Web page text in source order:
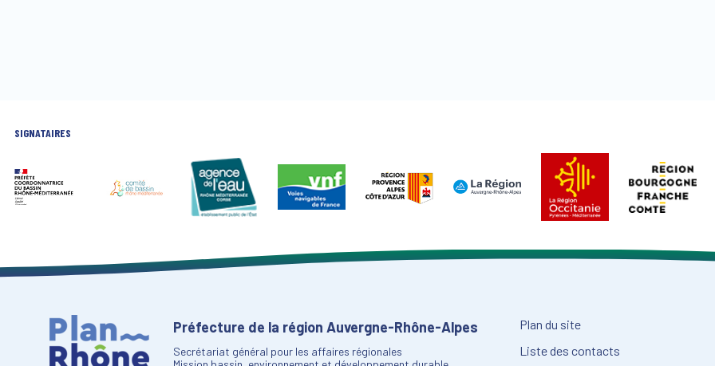
SIGNATAIRES
Préfecture de la région Auvergne-Rhône-Alpes
Secrétariat général pour les affaires régionales
Plan du site
Liste des contacts